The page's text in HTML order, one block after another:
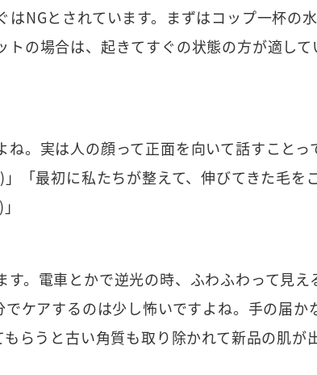
NGとされています。まずはコップ一杯の
の場合は、起きてすぐの状態の方が適し
ね。実は人の顔って正面を向いて話すこと
「最初に私たちが整えて、伸びてきた毛を
す。電車とかで逆光の時、ふわふわって見
ケアするのは少し怖いですよね。手の届
らうと古い角質も取り除かれて新品の肌が